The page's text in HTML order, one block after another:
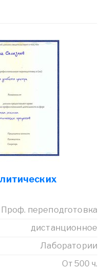
Проф. переподготовка
дистанционное
Лаборатории
От 500 ч.